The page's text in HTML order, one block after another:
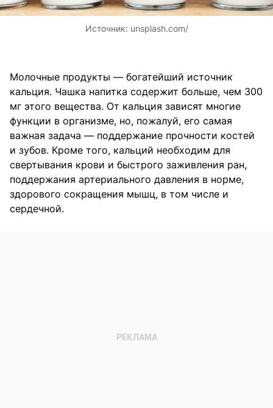
Источник: unsplash.com/
Молочные продукты — богатейший источник
кальция. Чашка напитка содержит больше, чем 300
мг этого вещества. От кальция зависят многие
функции в организме, но, пожалуй, его самая
важная задача — поддержание прочности костей
и зубов. Кроме того, кальций необходим для
свертывания крови и быстрого заживления ран,
поддержания артериального давления в норме,
здорового сокращения мышц, в том числе и
сердечной.